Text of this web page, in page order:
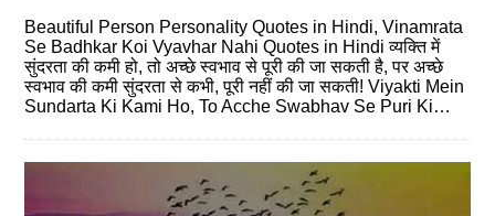
Beautiful Person Personality Quotes in Hindi, Vinamrata
Se Badhkar Koi Vyavhar Nahi Quotes in Hindi व्यक्ति में
सुंदरता की कमी हो, तो अच्छे स्वभाव से पूरी की जा सकती है, पर अच्छे
स्वभाव की कमी सुंदरता से कभी, पूरी नहीं की जा सकती! Viyakti Mein
Sundarta Ki Kami Ho, To Acche Swabhav Se Puri Ki…